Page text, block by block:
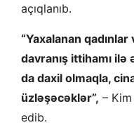
açıqlanıb.
“Yaxalanan
davranış ittihamı
da daxil olmaqla,
üzləşəcəklər”, –
edib.